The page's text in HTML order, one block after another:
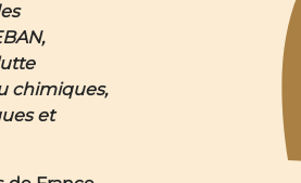
chimiques,
et